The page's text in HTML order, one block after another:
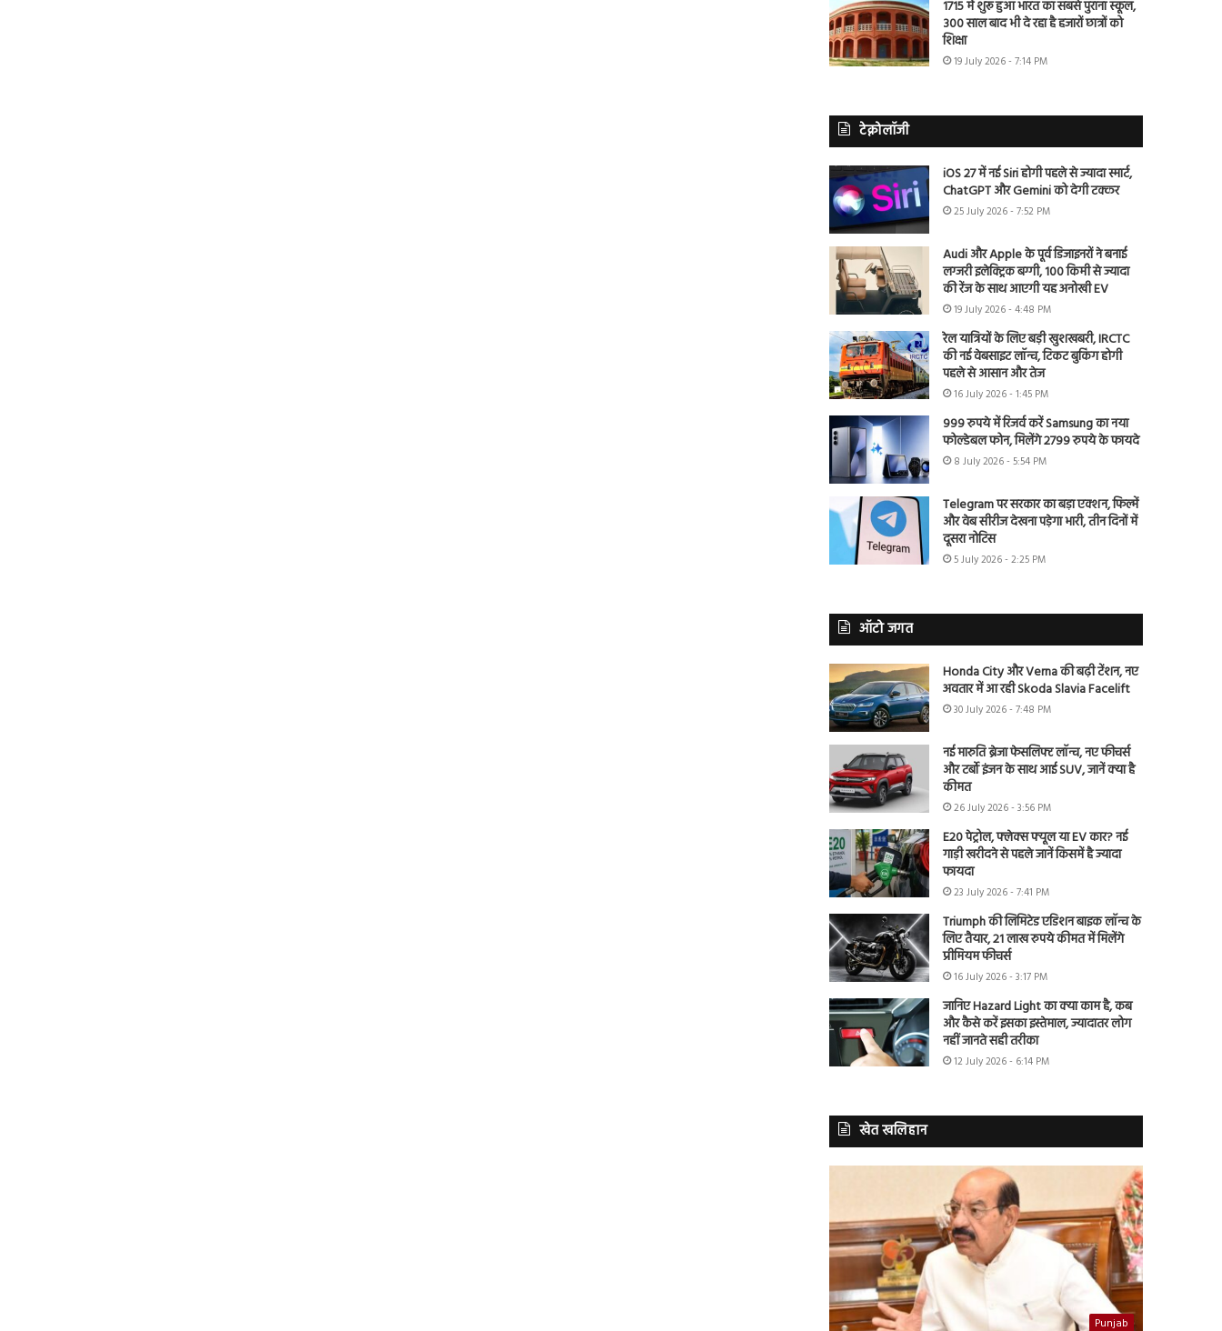
1715 में शुरू हुआ भारत का सबसे पुराना स्कूल,
300 साल बाद भी दे रहा है हजारों छात्रों को
शिक्षा
19 July 2026 - 7:14 PM
टेक्नोलॉजी
iOS 27 में नई Siri होगी पहले से ज्यादा स्मार्ट,
ChatGPT और Gemini को देगी टक्कर
25 July 2026 - 7:52 PM
Audi और Apple के पूर्व डिजाइनरों ने बनाई
लग्जरी इलेक्ट्रिक बग्गी, 100 किमी से ज्यादा
की रेंज के साथ आएगी यह अनोखी EV
19 July 2026 - 4:48 PM
रेल यात्रियों के लिए बड़ी खुशखबरी, IRCTC
की नई वेबसाइट लॉन्च, टिकट बुकिंग होगी
पहले से आसान और तेज
16 July 2026 - 1:45 PM
999 रुपये में रिजर्व करें Samsung का नया
फोल्डेबल फोन, मिलेंगे 2799 रुपये के फायदे
8 July 2026 - 5:54 PM
Telegram पर सरकार का बड़ा एक्शन, फिल्में
और वेब सीरीज देखना पड़ेगा भारी, तीन दिनों में
दूसरा नोटिस
5 July 2026 - 2:25 PM
ऑटो जगत
Honda City और Verna की बढ़ी टेंशन, नए
अवतार में आ रही Skoda Slavia Facelift
30 July 2026 - 7:48 PM
नई मारुति ब्रेजा फेसलिफ्ट लॉन्च, नए फीचर्स
और टर्बो इंजन के साथ आई SUV, जानें क्या है
कीमत
26 July 2026 - 3:56 PM
E20 पेट्रोल, फ्लेक्स फ्यूल या EV कार? नई
गाड़ी खरीदने से पहले जानें किसमें है ज्यादा
फायदा
23 July 2026 - 7:41 PM
Triumph की लिमिटेड एडिशन बाइक लॉन्च के
लिए तैयार, 21 लाख रुपये कीमत में मिलेंगे
प्रीमियम फीचर्स
16 July 2026 - 3:17 PM
जानिए Hazard Light का क्या काम है, कब
और कैसे करें इसका इस्तेमाल, ज्यादातर लोग
नहीं जानते सही तरीका
12 July 2026 - 6:14 PM
खेत खलिहान
Punjab